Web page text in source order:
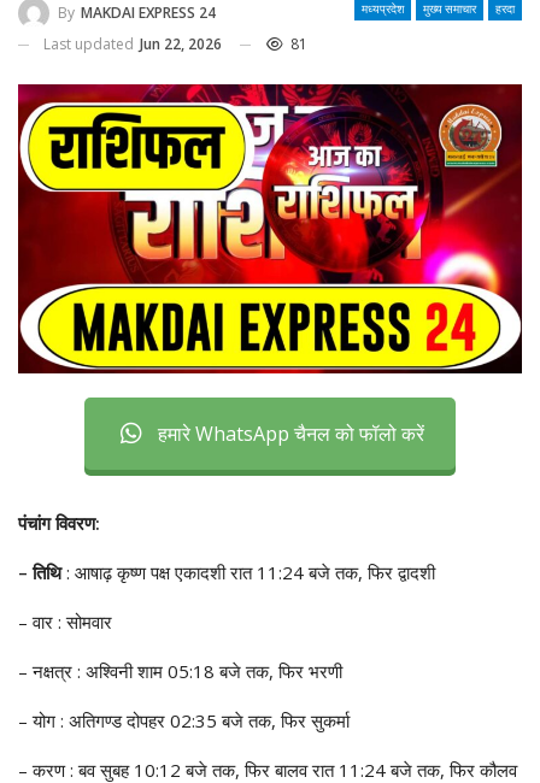
मध्यप्रदेश मुख्य समाचार हरदा
By MAKDAI EXPRESS 24
Last updated Jun 22, 2026 81
हमारे WhatsApp चैनल को फॉलो करें
पंचांग विवरण:
– तिथि: आषाढ़ कृष्ण पक्ष एकादशी रात 11:24 बजे तक, फिर द्वादशी
– वार : सोमवार
– नक्षत्र : अश्विनी शाम 05:18 बजे तक, फिर भरणी
– योग : अतिगण्ड दोपहर 02:35 बजे तक, फिर सुकर्मा
– करण : बव सुबह 10:12 बजे तक, फिर बालव रात 11:24 बजे तक, फिर कौलव